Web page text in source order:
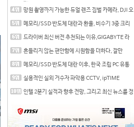
망원 촬영까지 가능한 듀얼 렌즈 짐벌 카메라, DJI 오
메모리/SSD 반도체 대란과 환율, 비수기 3중 크리
드라이버 최신 버전 추천되는 이유,GIGABYTE 라
흔들리지 않는 편안함에 시원함을 더하다, 잘만
메모리/SSD 반도체 대란 이후, 한국 조립 PC 유통
실용적인 실외 거수자 파악용 CCTV, ipTIME
인텔 2분기 실적과 향후 전망, 그리고 최신 뉴스를 정